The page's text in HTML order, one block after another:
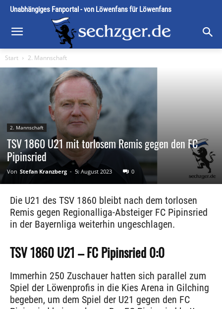
Unabhängiges Fanportal - von Löwenfans für Löwenfans
Start 2. Mannschaft
2. Mannschaft
TSV 1860 U21 mit torlosem Remis gegen den FC
Pipinsried
Von Stefan Kranzberg - 5. August 2023 0
Die U21 des TSV 1860 bleibt nach dem torlosen
Remis gegen Regionalliga-Absteiger FC Pipinsried
in der Bayernliga weiterhin ungeschlagen.
TSV 1860 U21 – FC Pipinsried 0:0
Immerhin 250 Zuschauer hatten sich parallel zum
Spiel der Löwenprofis in die Kies Arena in Gilching
begeben, um dem Spiel der U21 gegen den FC